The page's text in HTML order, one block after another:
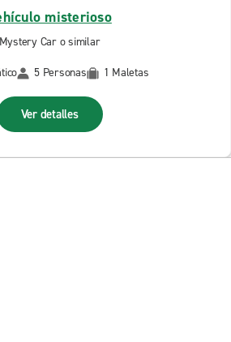
misterioso
Mystery Car o similar
5 Personas 1 Maletas
Ver detalles